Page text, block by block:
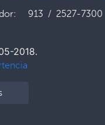
913 / 2527-7300
2018.